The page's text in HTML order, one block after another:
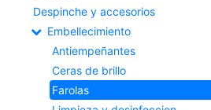
Despinche y accesorios
Embellecimiento
Antiempeñantes
Ceras de brillo
Farolas